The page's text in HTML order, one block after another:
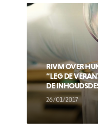
RIVM OVER
“LEG DE
DE
26/01/2017